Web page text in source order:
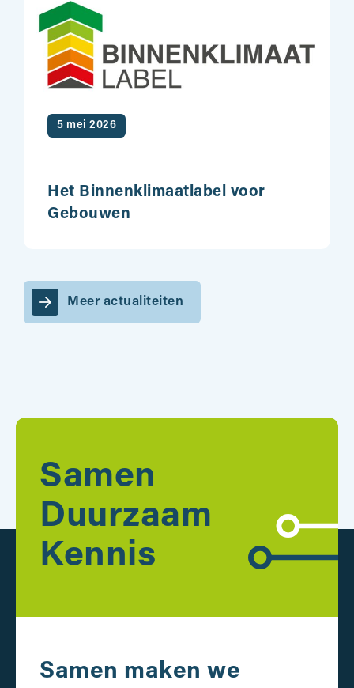
5 mei 2026
Het Binnenklimaatlabel voor
Gebouwen
Meer actualiteiten
Samen
Duurzaam
Kennis
Samen maken we